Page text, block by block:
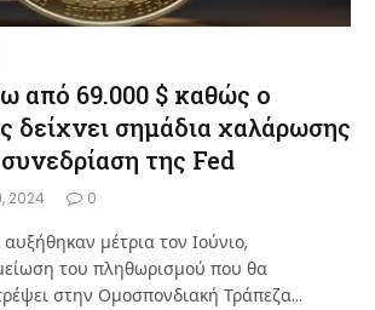
από 69.000 $ καθώς ο
δείχνει σημάδια χαλάρωσης
της Fed
2024 0
μέτρια τον Ιούνιο,
του πληθωρισμού που θα
στην Ομοσπονδιακή Τράπεζα…